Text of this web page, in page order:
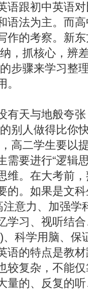
语跟初中英语
语法为主。而
作的考察。新
，抓核心，辨
步骤来学习整
有天与地般夸
别人做得比你
高二学生要以
需要进行“逻辑
维。在大考前
的。如果是文
注意力、加强
学习、视听结
科学用脑、保
语的特点是教
较复杂，不能
量的、反复的